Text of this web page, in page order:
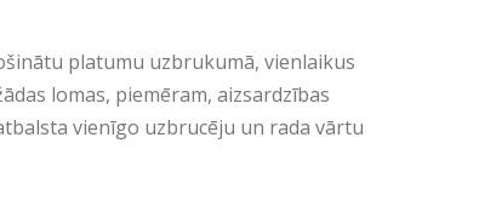
platumu uzbrukumā, vienlaikus
lomas, piemēram, aizsardzības
vienīgo uzbrucēju un rada vārtu